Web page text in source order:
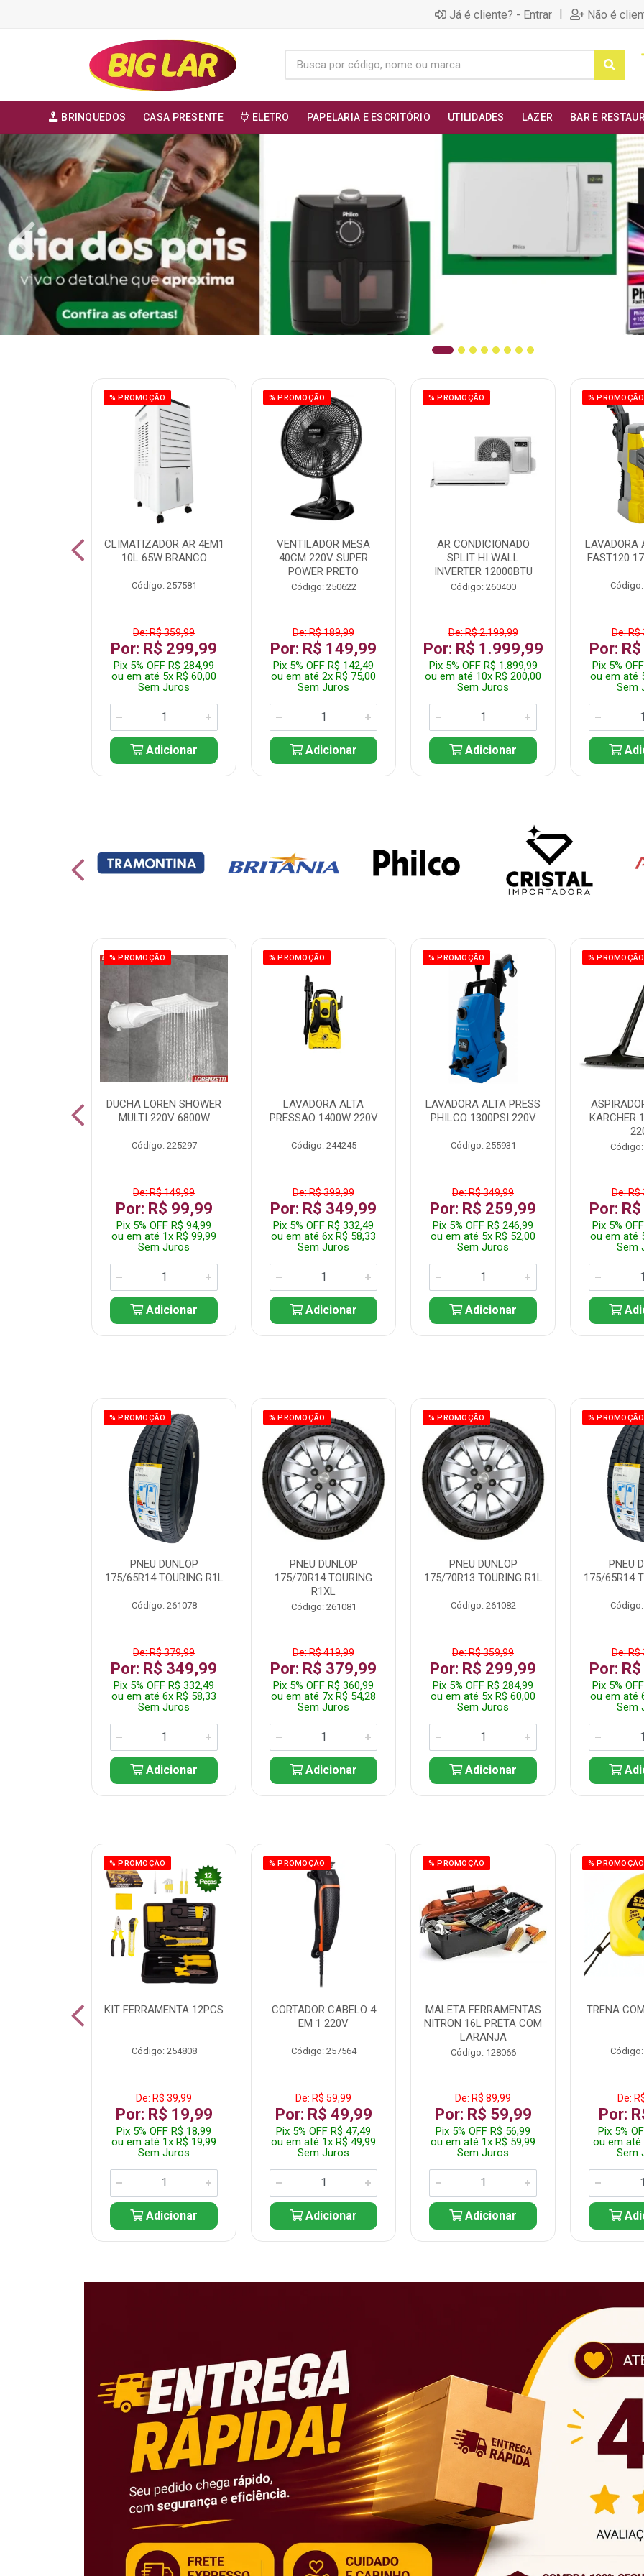
Já é cliente? - Entrar | Não é
BRINQUEDOS CASA PRESENTE ELETRO PAPELARIA E ESCRITÓRIO UTILIDADES LAZER BAR E
% PROMOÇÃO
CLIMATIZADOR AR 4EM1
10L 65W BRANCO
Código: 257581
De: R$ 359,99
Por: R$ 299,99
Pix 5% OFF R$ 284,99
ou em até 5x R$ 60,00
Sem Juros
Adicionar
% PROMOÇÃO
VENTILADOR MESA
40CM 220V SUPER
POWER PRETO
Código: 250622
De: R$ 189,99
Por: R$ 149,99
Pix 5% OFF R$ 142,49
ou em até 2x R$ 75,00
Sem Juros
Adicionar
% PROMOÇÃO
AR CONDICIONADO
SPLIT HI WALL
INVERTER 12000BTU
Código: 260400
De: R$ 2.199,99
Por: R$ 1.999,99
Pix 5% OFF R$ 1.899,99
ou em até 10x R$ 200,00
Sem Juros
Adicionar
% PROMOÇÃO
LAVADORA
FAST120
De: R$
Por:
Pix 5%
ou em até
Sem
% PROMOÇÃO
DUCHA LOREN SHOWER
MULTI 220V 6800W
Código: 225297
De: R$ 149,99
Por: R$ 99,99
Pix 5% OFF R$ 94,99
ou em até 1x R$ 99,99
Sem Juros
Adicionar
% PROMOÇÃO
LAVADORA ALTA
PRESSAO 1400W 220V
Código: 244245
De: R$ 399,99
Por: R$ 349,99
Pix 5% OFF R$ 332,49
ou em até 6x R$ 58,33
Sem Juros
Adicionar
% PROMOÇÃO
LAVADORA ALTA PRESS
PHILCO 1300PSI 220V
Código: 255931
De: R$ 349,99
Por: R$ 259,99
Pix 5% OFF R$ 246,99
ou em até 5x R$ 52,00
Sem Juros
Adicionar
% PROMOÇÃO
KARCHER
De: R$
Por:
Pix 5%
ou em até
Sem
% PROMOÇÃO
PNEU DUNLOP
175/65R14 TOURING R1L
Código: 261078
De: R$ 379,99
Por: R$ 349,99
Pix 5% OFF R$ 332,49
ou em até 6x R$ 58,33
Sem Juros
Adicionar
% PROMOÇÃO
PNEU DUNLOP
175/70R14 TOURING
R1XL
Código: 261081
De: R$ 419,99
Por: R$ 379,99
Pix 5% OFF R$ 360,99
ou em até 7x R$ 54,28
Sem Juros
Adicionar
% PROMOÇÃO
PNEU DUNLOP
175/70R13 TOURING R1L
Código: 261082
De: R$ 359,99
Por: R$ 299,99
Pix 5% OFF R$ 284,99
ou em até 5x R$ 60,00
Sem Juros
Adicionar
% PROMOÇÃO
PNEU
175/65R14
De: R$
Por:
Pix 5%
ou em até
Sem
% PROMOÇÃO
KIT FERRAMENTA 12PCS
Código: 254808
De: R$ 39,99
Por: R$ 19,99
Pix 5% OFF R$ 18,99
ou em até 1x R$ 19,99
Sem Juros
Adicionar
% PROMOÇÃO
CORTADOR CABELO 4
EM 1 220V
Código: 257564
De: R$ 59,99
Por: R$ 49,99
Pix 5% OFF R$ 47,49
ou em até 1x R$ 49,99
Sem Juros
Adicionar
% PROMOÇÃO
MALETA FERRAMENTAS
NITRON 16L PRETA COM
LARANJA
Código: 128066
De: R$ 89,99
Por: R$ 59,99
Pix 5% OFF R$ 56,99
ou em até 1x R$ 59,99
Sem Juros
Adicionar
% PROMOÇÃO
TRENA
De:
Por:
Pix 5%
ou em até
Sem